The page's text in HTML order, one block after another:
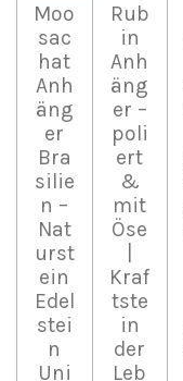
Moo
sac
hat
Anh
äng
er
Bra
silie
n –
Nat
urst
ein
Edel
stei
n
Uni
Rub
in
Anh
äng
er –
poli
ert
&
mit
Öse
Kraf
tste
in
der
Leb